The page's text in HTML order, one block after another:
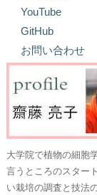
YouTube
GitHub
お問い合わせ
大学院で植物の細胞
言うところのスター
い栽培の調査と技法